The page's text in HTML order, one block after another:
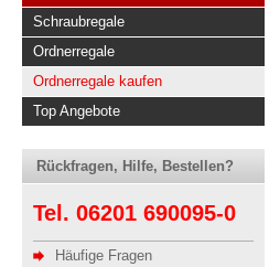
Schraubregale
Ordnerregale
Ordnerregale kaufen
Top Angebote
Rückfragen, Hilfe, Bestellen?
Tel. 06201 690095-0
Häufige Fragen